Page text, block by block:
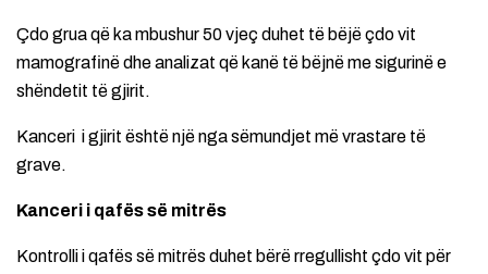
Çdo grua që ka mbushur 50 vjeç duhet të bëjë çdo vit
mamografinë dhe analizat që kanë të bëjnë me sigurinë e
shëndetit të gjirit.
Kanceri i gjirit është një nga sëmundjet më vrastare të
grave.
Kanceri i qafës së mitrës
Kontrolli i qafës së mitrës duhet bërë rregullisht çdo vit për